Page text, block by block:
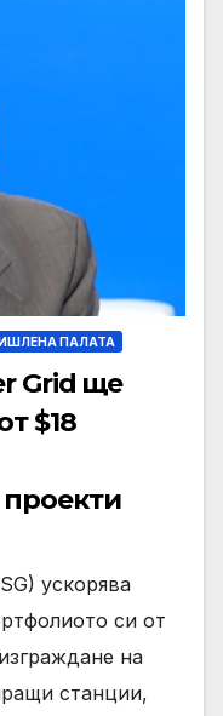
ПАЛАТА
Grid ще
$18
ускорява
си от
на
станции,